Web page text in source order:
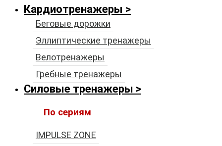
Кардиотренажеры
Беговые дорожки
Эллиптические тренажеры
Велотренажеры
Гребные тренажеры
Силовые тренажеры
По сериям
IMPULSE ZONE